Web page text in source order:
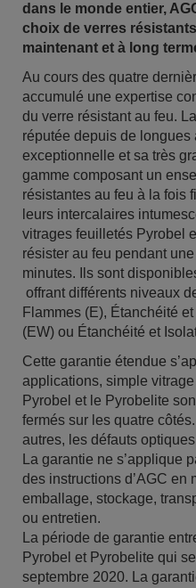
dans le monde entier,
choix de verres
maintenant et à long
Au cours des quatre
accumulé une expertise
du verre résistant au feu.
réputée depuis de
exceptionnelle et sa très
gamme composant un
résistantes au feu à la fois
leurs intercalaires
vitrages feuilletés Pyrobel
résister au feu pendant
minutes. Ils sont
offrant différents niveaux
Flammes (E), Étanchéité
(EW) ou Étanchéité et
Cette garantie étendue
applications, simple
Pyrobel et le Pyrobelite
fermés sur les quatre
autres, les défauts
La garantie ne s’applique
des instructions d’AGC
emballage, stockage,
ou entretien.
La période de garantie
Pyrobel et Pyrobelite qui
septembre 2020. La